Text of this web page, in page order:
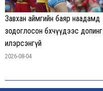
Завхан аймгийн баяр наадамд
зодоглосон бөхчүүдээс допинг
илэрсэнгүй
2026-08-04